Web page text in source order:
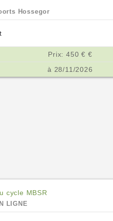
Hossegor
Prix: 450 € €
à 28/11/2026
cycle MBSR
LIGNE